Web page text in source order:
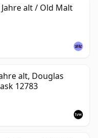
alt / Old Malt
alt, Douglas
12783